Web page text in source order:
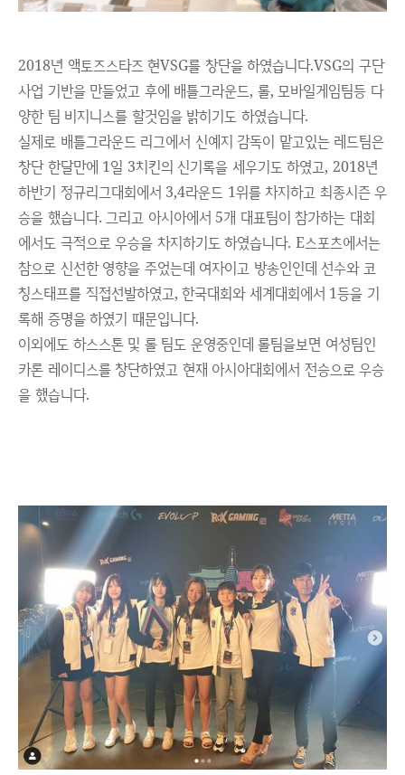
2018년 액토즈스타즈 현VSG를 창단을 하였습니다.VSG의 구단
사업 기반을 만들었고 후에 배틀그라운드, 롤, 모바일게임팀등 다
양한 팀 비지니스를 할것임을 밝히기도 하였습니다.
실제로 배틀그라운드 리그에서 신예지 감독이 맡고있는 레드팀은
창단 한달만에 1일 3치킨의 신기록을 세우기도 하였고, 2018년
하반기 정규리그대회에서 3,4라운드 1위를 차지하고 최종시즌 우
승을 했습니다. 그리고 아시아에서 5개 대표팀이 참가하는 대회
에서도 극적으로 우승을 차지하기도 하였습니다. E스포츠에서는
참으로 신선한 영향을 주었는데 여자이고 방송인인데 선수와 코
칭스태프를 직접선발하였고, 한국대회와 세계대회에서 1등을 기
록해 증명을 하였기 때문입니다.
이외에도 하스스톤 및 롤 팀도 운영중인데 롤팀을보면 여성팀인
카론 레이디스를 창단하였고 현재 아시아대회에서 전승으로 우승
을 했습니다.